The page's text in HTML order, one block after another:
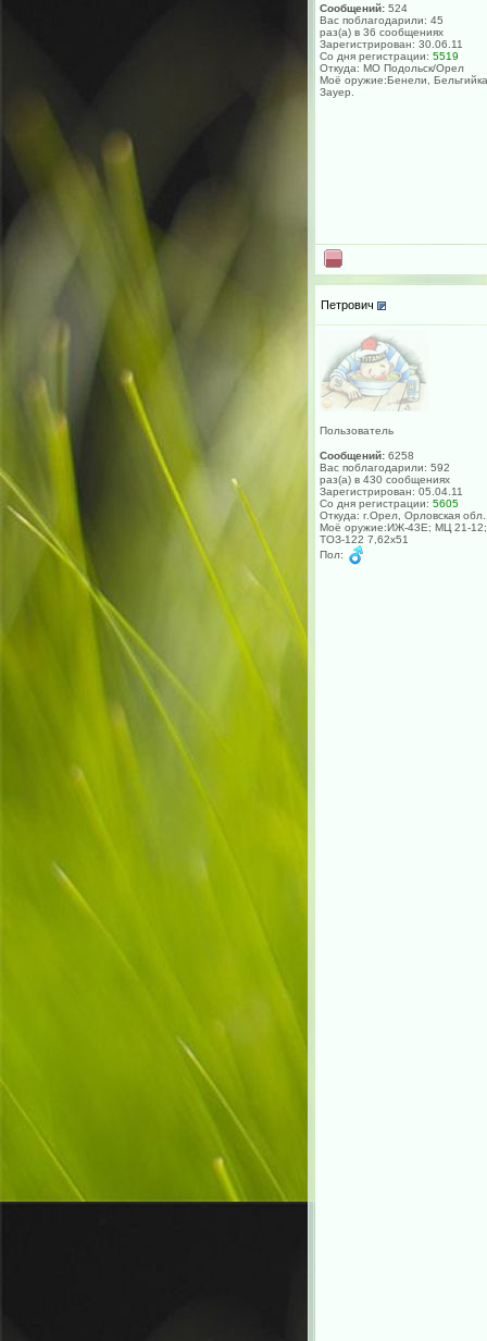
Сообщений: 524
Вас поблагодарили: 45
раз(а) в 36 сообщениях
Зарегистрирован: 30.06.11
Со дня регистрации: 5519
Откуда: МО Подольск/Орел
Моё оружие:Бенели,
Зауер.
Петрович
Пользователь
Сообщений: 6258
Вас поблагодарили: 592
раз(а) в 430 сообщениях
Зарегистрирован: 05.04.11
Со дня регистрации: 5605
Откуда: г.Орел, Орловская
Моё оружие:ИЖ-43Е; МЦ 21-12;
ТОЗ-122 7,62х51
Пол: